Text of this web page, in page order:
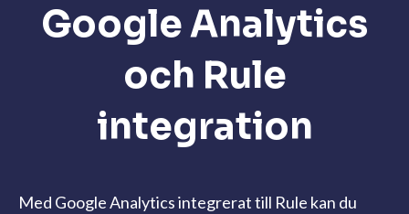
Google Analytics
och Rule
integration
Med Google Analytics integrerat till Rule kan du